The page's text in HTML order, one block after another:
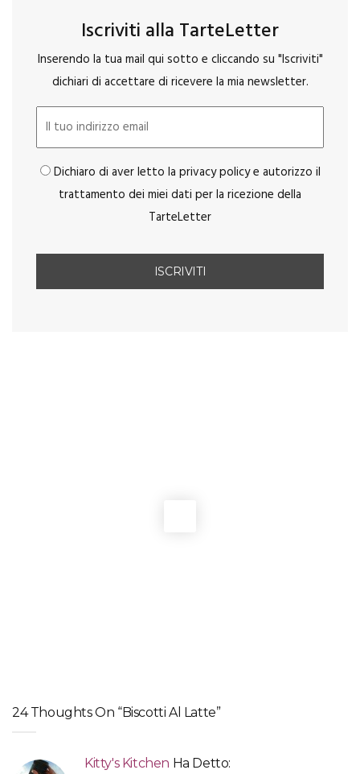
Iscriviti alla TarteLetter
Inserendo la tua mail qui sotto e cliccando su "Iscriviti"
dichiari di accettare di ricevere la mia newsletter.
Dichiaro di aver letto la privacy policy e autorizzo il
trattamento dei miei dati per la ricezione della
TarteLetter
24 Thoughts On “Biscotti Al Latte”
Kitty's Kitchen Ha Detto: